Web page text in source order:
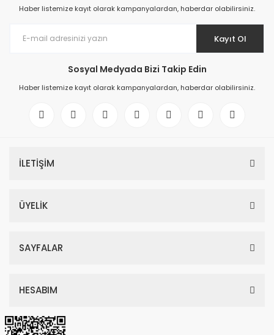
169.278,60 TL
Haber listemize kayıt olarak kampanyalardan, haberdar olabilirsiniz.
Kayıt Ol
Sosyal Medyada Bizi Takip Edin
Haber listemize kayıt olarak kampanyalardan, haberdar olabilirsiniz.
İLETİŞİM
ÜYELİK
SAYFALAR
HESABIM